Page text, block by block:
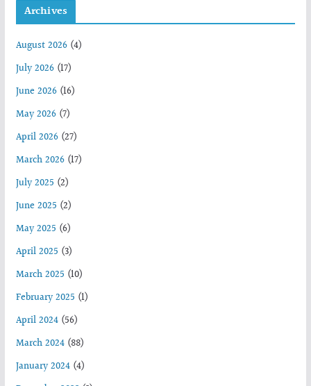
Archives
August 2026(4)
July 2026(17)
June 2026(16)
May 2026(7)
April 2026(27)
March 2026(17)
July 2025 (2)
June 2025 (2)
May 2025 (6)
April 2025 (3)
March 2025 (10)
February 2025 (1)
April 2024(56)
March 2024(88)
January 2024(4)